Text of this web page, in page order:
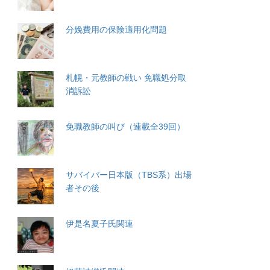
分娩費用の保険適用化問題
札幌・元教師の戦い 免職処分取
消訴訟
免職教師の叫び（連載全39回）
サバイバー日本版（TBS系）出場
者その後
伊是名夏子氏関連